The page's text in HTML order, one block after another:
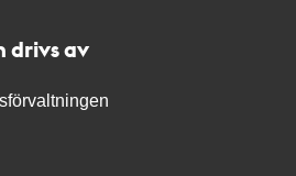
drivs av